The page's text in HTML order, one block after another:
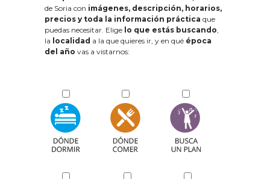
de Soria con imágenes, descripción, horarios,
precios y toda la información práctica que
puedas necesitar. Elige lo que estás buscando,
la localidad a la que quieres ir, y en qué época
del año vas a vistarnos: